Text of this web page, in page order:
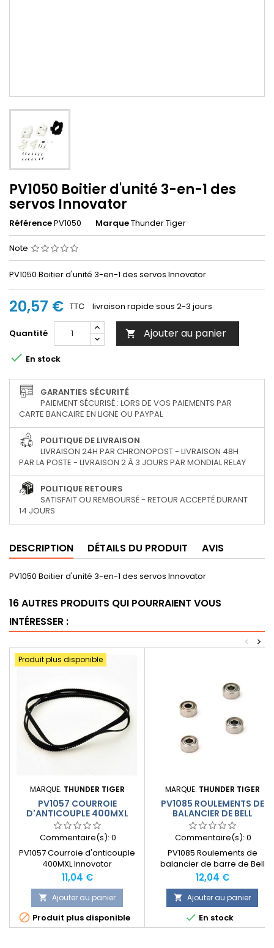
PV1050 Boitier d'unité 3-en-1 des
servos Innovator
RéférencePV1050 MarqueThunder Tiger
Note
PV1050 Boitier d'unité 3-en-1 des servos Innovator
20,57 € TTC livraison rapide sous 2-3 jours
Quantité  Ajouter au panier
 En stock
GARANTIES SÉCURITÉ
PAIEMENT SÉCURISÉ : LORS DE VOS PAIEMENTS PAR
CARTE BANCAIRE EN LIGNE OU PAYPAL
POLITIQUE DE LIVRAISON
LIVRAISON 24H PAR CHRONOPOST - LIVRAISON 48H
PAR LA POSTE - LIVRAISON 2 À 3 JOURS PAR MONDIAL RELAY
POLITIQUE RETOURS
SATISFAIT OU REMBOURSÉ - RETOUR ACCEPTÉ DURANT
14 JOURS
DESCRIPTION DÉTAILS DU PRODUIT AVIS
PV1050 Boitier d'unité 3-en-1 des servos Innovator
16 AUTRES PRODUITS QUI POURRAIENT VOUS
INTÉRESSER :
>
<
Produit plus disponible
MARQUE: THUNDER TIGER
PV1057 COURROIE
D'ANTICOUPLE 400MXL
INNOVATOR
Commentaire(s): 0
PV1057 Courroie d'anticouple
400MXL Innovator
Prix
11,04 €
 Ajouter au panier
 Produit plus disponible
MARQUE: THUNDER TIGER
PV1085 ROULEMENTS DE
BALANCIER DE BELL
INNOVATOR
Commentaire(s): 0
PV1085 Roulements de
balancier de barre de Bell
Innovator
Prix
12,04 €
 Ajouter au panier
 En stock